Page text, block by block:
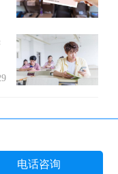
版权所有
电话咨询